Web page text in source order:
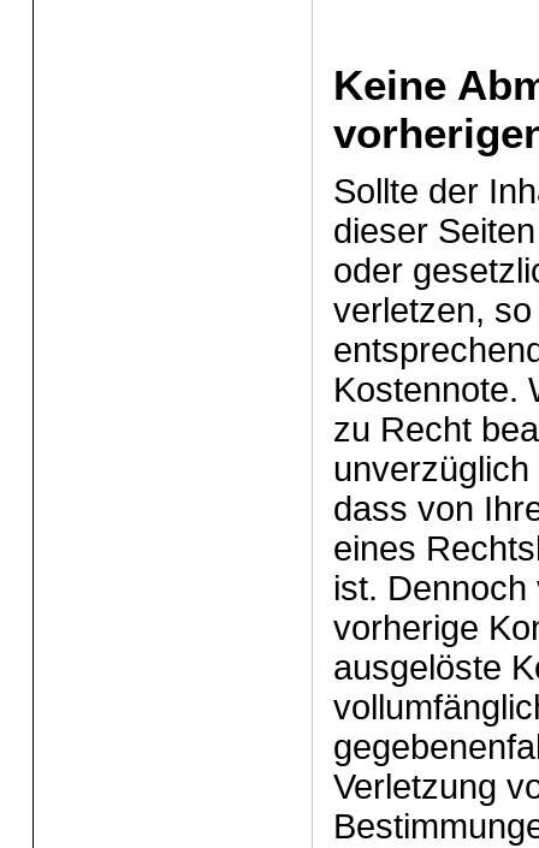
Keine
Sollte der
dieser
oder
verletzen,
Kostennote.
zu Recht
dass von
eines
ist.
vorherige
ausgelöste
Verletzung